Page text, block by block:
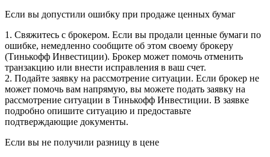
Если вы допустили ошибку при продаже ценных бумаг
1. Свяжитесь с брокером. Если вы продали ценные бумаги по
ошибке, немедленно сообщите об этом своему брокеру
(Тинькофф Инвестиции). Брокер может помочь отменить
транзакцию или внести исправления в ваш счет.
2. Подайте заявку на рассмотрение ситуации. Если брокер не
может помочь вам напрямую, вы можете подать заявку на
рассмотрение ситуации в Тинькофф Инвестиции. В заявке
подробно опишите ситуацию и предоставьте
подтверждающие документы.
Если вы не получили разницу в цене